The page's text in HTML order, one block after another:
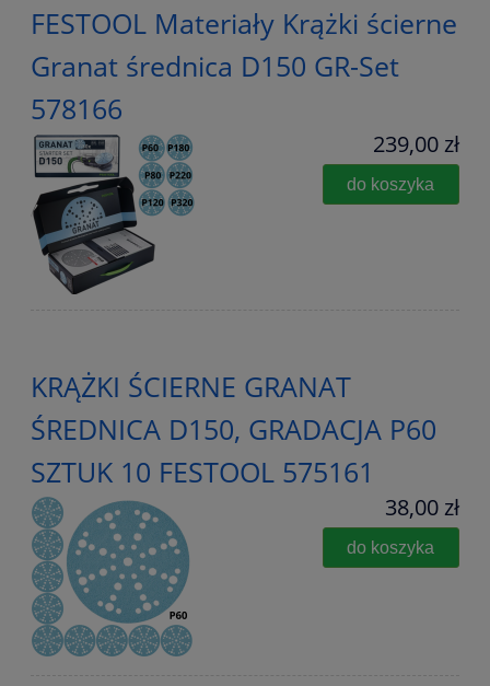
FESTOOL Materiały Krążki ścierne
Granat średnica D150 GR-Set
578166
239,00 zł
do koszyka
KRĄŻKI ŚCIERNE GRANAT
ŚREDNICA D150, GRADACJA P60
SZTUK 10 FESTOOL 575161
38,00 zł
do koszyka